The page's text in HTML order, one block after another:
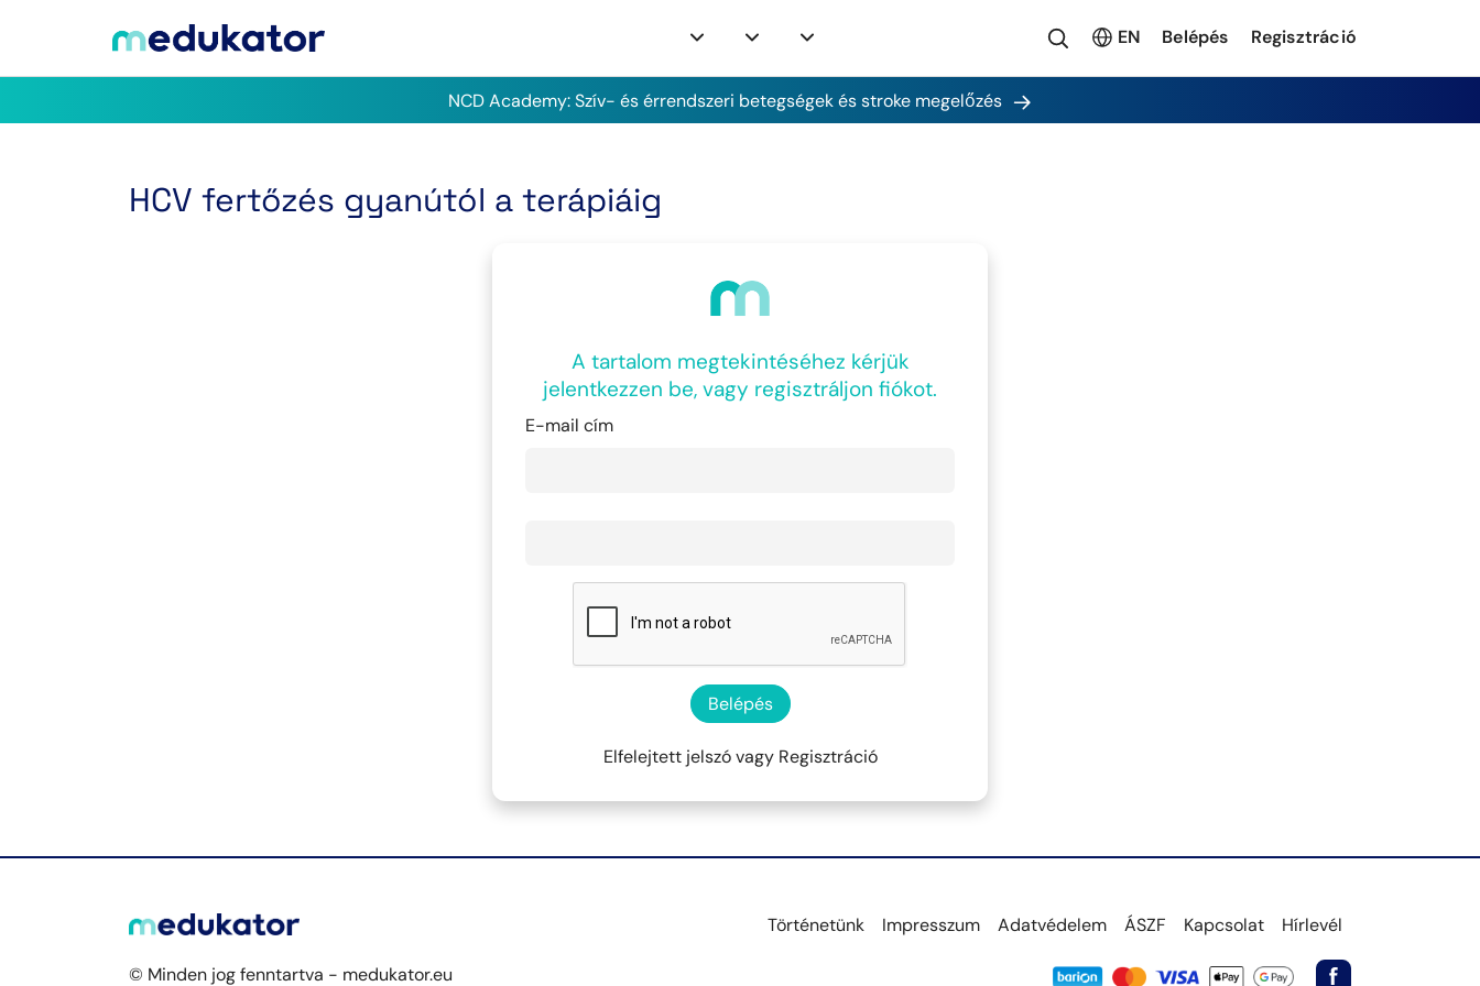
NCD Academy: Szív- és érrendszeri betegségek és stroke megelőzés
EN Belépés Regisztráció
HCV fertőzés gyanútól a terápiáig
A tartalom megtekintéséhez kérjük
jelentkezzen be, vagy regisztráljon fiókot.
E-mail cím
Belépés
Elfelejtett jelszóvagy Regisztráció
Történetünk Impresszum Adatvédelem ÁSZF Kapcsolat Hírlevél
© Minden jog fenntartva - medukator.eu